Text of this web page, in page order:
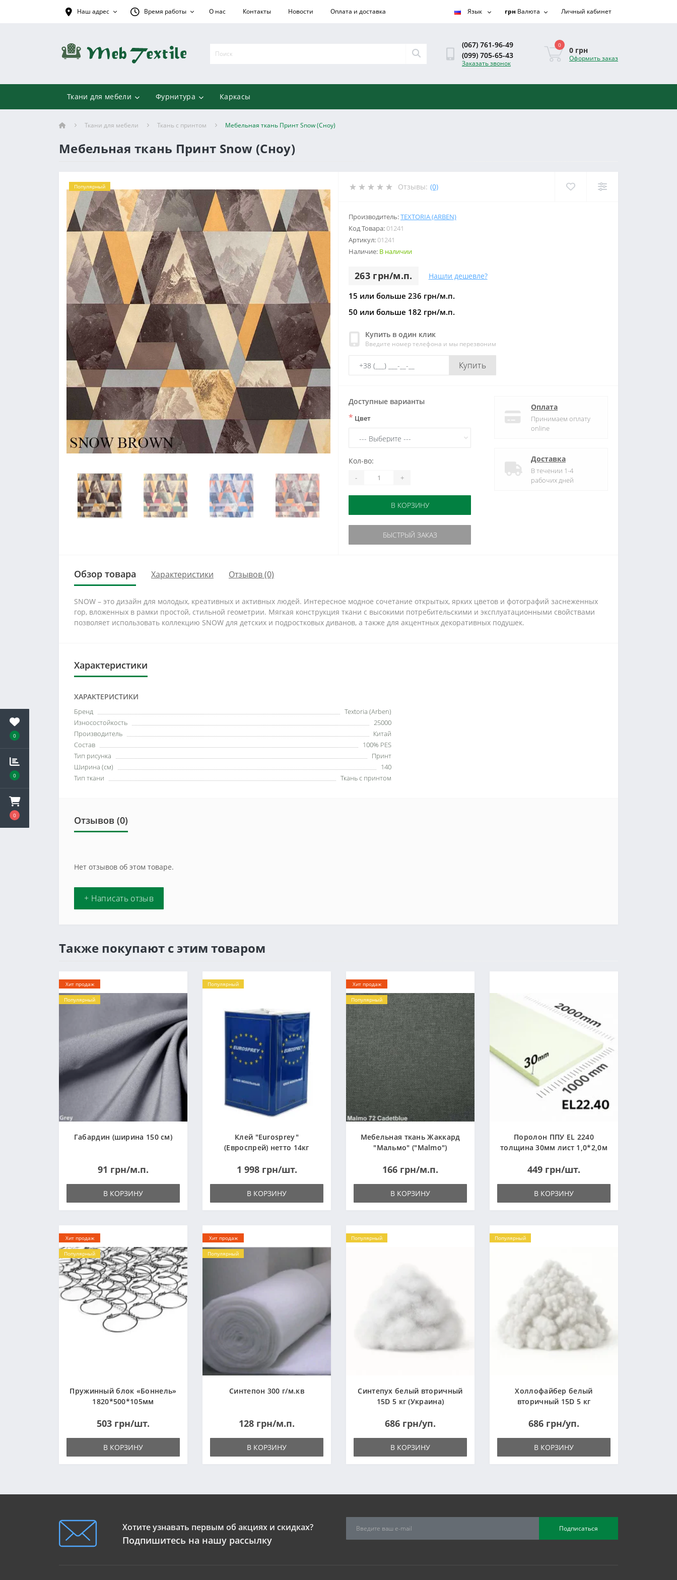
0
0
0
Наш адрес Время работы О нас Контакты Новости Оплата и доставка Язык грн Валюта Личный кабинет
(067) 761-96-49
(099) 705-65-43
Заказать звонок
0
0 грн
Оформить заказ
Ткани для мебели Фурнитура Каркасы
Ткани для мебели Ткань с принтом Мебельная ткань Принт Snow (Сноу)
Мебельная ткань Принт Snow (Сноу)
Популярный Отзывы: (0)
Производитель:TEXTORIA (ARBEN)
Код Товара:01241
Артикул:01241
Наличие: В наличии
263 грн/м.п. Нашли дешевле?
15 или больше 236 грн/м.п.
50 или больше 182 грн/м.п.
Купить в один клик
Введите номер телефона и мы перезвоним
Купить
Доступные варианты
* Цвет
Кол-во:
- +
В КОРЗИНУ
БЫСТРЫЙ ЗАКАЗ
Оплата
Принимаем оплату
online
Доставка
В течении 1-4
рабочих дней
Обзор товара Характеристики Отзывов (0)
SNOW – это дизайн для молодых, креативных и активных людей. Интересное модное сочетание открытых, ярких цветов и фотографий заснеженных
гор, вложенных в рамки простой, стильной геометрии. Мягкая конструкция ткани с высокими потребительскими и эксплуатационными свойствами
позволяет использовать коллекцию SNOW для детских и подростковых диванов, а также для акцентных декоративных подушек.
Характеристики
ХАРАКТЕРИСТИКИ
Бренд
Textoria (Arben)
Износостойкость
25000
Производитель
Китай
Состав
100% PES
Тип рисунка
Принт
Ширина (см)
140
Тип ткани
Ткань с принтом
Отзывов (0)
Нет отзывов об этом товаре.
+ Написать отзыв
Также покупают с этим товаром
Хит продаж
Популярный
Габардин (ширина 150 см)
91 грн/м.п.
В КОРЗИНУ
Популярный
Клей "Eurosprey"
(Евроспрей) нетто 14кг
1 998 грн/шт.
В КОРЗИНУ
Хит продаж
Популярный
Мебельная ткань Жаккард
"Мальмо" ("Malmo")
166 грн/м.п.
В КОРЗИНУ
Поролон ППУ EL 2240
толщина 30мм лист 1,0*2,0м
449 грн/шт.
В КОРЗИНУ
Хит продаж
Популярный
Пружинный блок «Боннель»
1820*500*105мм
503 грн/шт.
В КОРЗИНУ
Хит продаж
Популярный
Синтепон 300 г/м.кв
128 грн/м.п.
В КОРЗИНУ
Популярный
Синтепух белый вторичный
15D 5 кг (Украина)
686 грн/уп.
В КОРЗИНУ
Популярный
Холлофайбер белый
вторичный 15D 5 кг
686 грн/уп.
В КОРЗИНУ
Хотите узнавать первым об акциях и скидках?
Подпишитесь на нашу рассылку
Подписаться